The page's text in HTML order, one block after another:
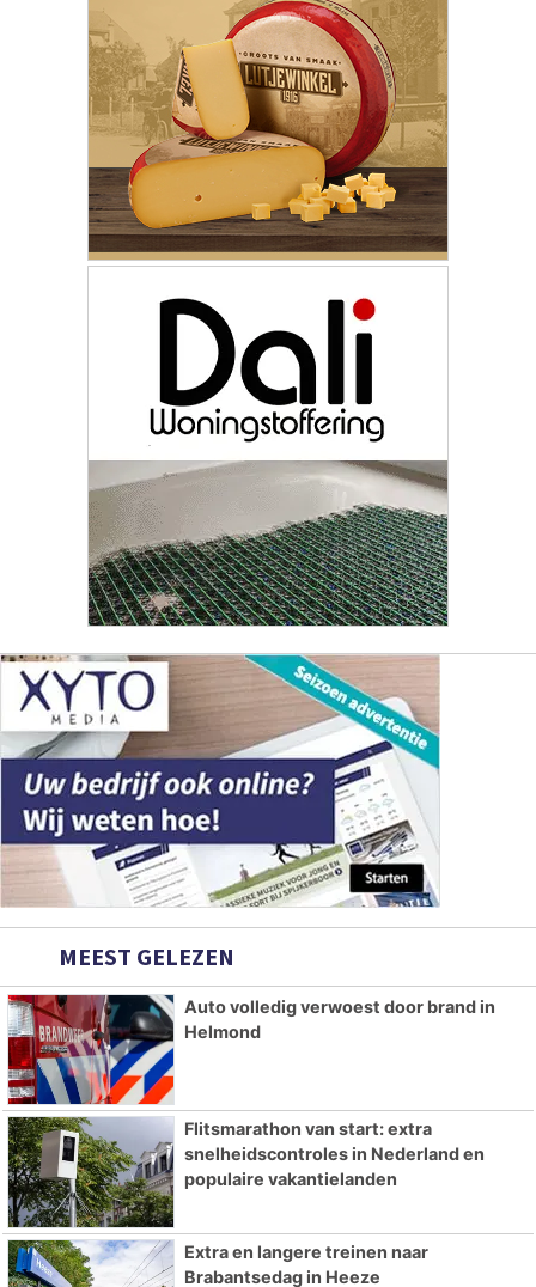
MEEST GELEZEN
Auto volledig verwoest door brand in
Helmond
Flitsmarathon van start: extra
snelheidscontroles in Nederland en
populaire vakantielanden
Extra en langere treinen naar
Brabantsedag in Heeze